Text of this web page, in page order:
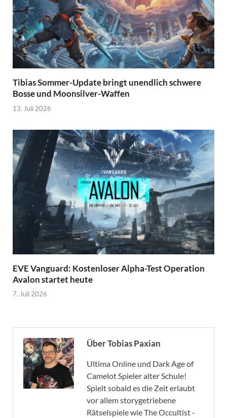
Tibias Sommer-Update bringt unendlich schwere
Bosse und Moonsilver-Waffen
13. Juli 2026
EVE Vanguard: Kostenloser Alpha-Test Operation
Avalon startet heute
7. Juli 2026
Über Tobias Paxian
Ultima Online und Dark Age of
Camelot Spieler alter Schule!
Spielt sobald es die Zeit erlaubt
vor allem storygetriebene
Rätselspiele wie The Occultist -